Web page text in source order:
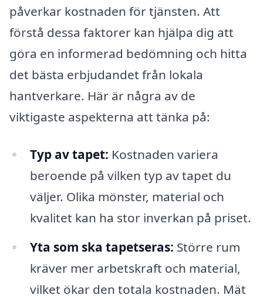
påverkar kostnaden för tjänsten. Att
förstå dessa faktorer kan hjälpa dig att
göra en informerad bedömning och hitta
det bästa erbjudandet från lokala
hantverkare. Här är några av de
viktigaste aspekterna att tänka på:
Typ av tapet: Kostnaden variera
beroende på vilken typ av tapet du
väljer. Olika mönster, material och
kvalitet kan ha stor inverkan på priset.
Yta som ska tapetseras: Större rum
kräver mer arbetskraft och material,
vilket ökar den totala kostnaden. Mät